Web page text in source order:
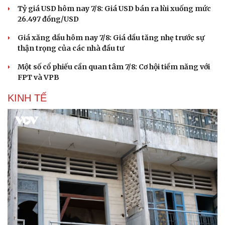
Du lịch
Tư vấn
Săn Tour
check-in
Podcast
Câu chuyện thời sự
Đọc truyện đêm khuya
Cửa sổ tình yêu
Kể chuyện cho bé
Tỷ giá USD hôm nay 7/8: Giá USD bán ra lùi xuống mức
26.497 đồng/USD
Giá xăng dầu hôm nay 7/8: Giá dầu tăng nhẹ trước sự
thận trọng của các nhà đầu tư
Một số cổ phiếu cần quan tâm 7/8: Cơ hội tiềm năng với
FPT và VPB
KINH TẾ